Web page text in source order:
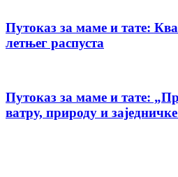
Путоказ за маме и тате:
летњег распуста
Путоказ за маме и тате:
ватру, природу и